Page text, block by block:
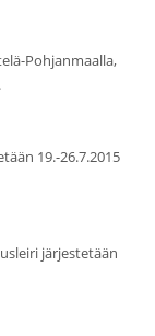
Pohjanmaalla,
19.-26.7.2015
järjestetään